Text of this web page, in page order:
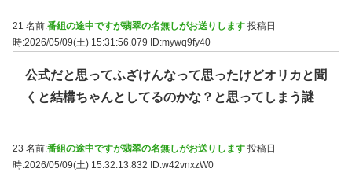
21 名前:番組の途中ですが翡翠の名無しがお送りします 投稿日
時:2026/05/09(土) 15:31:56.079 ID:mywq9fy40
公式だと思ってふざけんなって思ったけどオリカと聞
くと結構ちゃんとしてるのかな？と思ってしまう謎
23 名前:番組の途中ですが翡翠の名無しがお送りします 投稿日
時:2026/05/09(土) 15:32:13.832
ID:w42vnxzW0